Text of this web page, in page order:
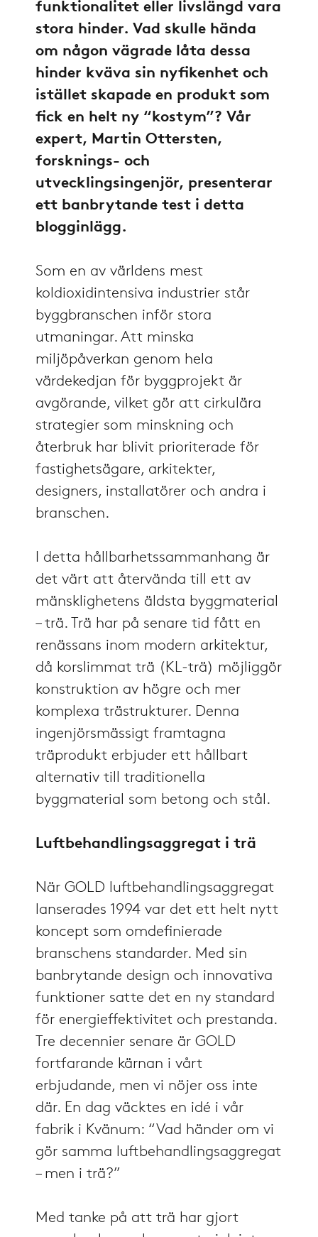
funktionalitet eller livslängd vara
stora hinder. Vad skulle hända
om någon vägrade låta dessa
hinder kväva sin nyfikenhet och
istället skapade en produkt som
fick en helt ny “kostym”? Vår
expert, Martin Ottersten,
forsknings- och
utvecklingsingenjör, presenterar
ett banbrytande test i detta
blogginlägg.
Som en av världens mest
koldioxidintensiva industrier står
byggbranschen inför stora
utmaningar. Att minska
miljöpåverkan genom hela
värdekedjan för byggprojekt är
avgörande, vilket gör att cirkulära
strategier som minskning och
återbruk har blivit prioriterade för
fastighetsägare, arkitekter,
designers, installatörer och andra i
branschen.
I detta hållbarhetssammanhang är
det värt att återvända till ett av
mänsklighetens äldsta byggmaterial
– trä. Trä har på senare tid fått en
renässans inom modern arkitektur,
då korslimmat trä (KL-trä) möjliggör
konstruktion av högre och mer
komplexa trästrukturer. Denna
ingenjörsmässigt framtagna
träprodukt erbjuder ett hållbart
alternativ till traditionella
byggmaterial som betong och stål.
Luftbehandlingsaggregat i trä
När GOLD luftbehandlingsaggregat
lanserades 1994 var det ett helt nytt
koncept som omdefinierade
branschens standarder. Med sin
banbrytande design och innovativa
funktioner satte det en ny standard
för energieffektivitet och prestanda.
Tre decennier senare är GOLD
fortfarande kärnan i vårt
erbjudande, men vi nöjer oss inte
där. En dag väcktes en idé i vår
fabrik i Kvänum: “Vad händer om vi
gör samma luftbehandlingsaggregat
– men i trä?”
Med tanke på att trä har gjort